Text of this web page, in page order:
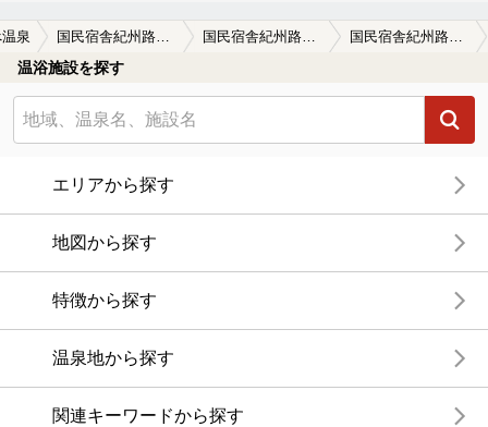
泉 国民宿舎紀州路みなべ 国民宿舎紀州路みなべの口コミ一覧 国民宿舎紀州路みなべの口コミ もう少し源泉の質を活かしてほしい
温浴施設を探す
エリアから探す
地図から探す
特徴から探す
温泉地から探す
関連キーワードから探す